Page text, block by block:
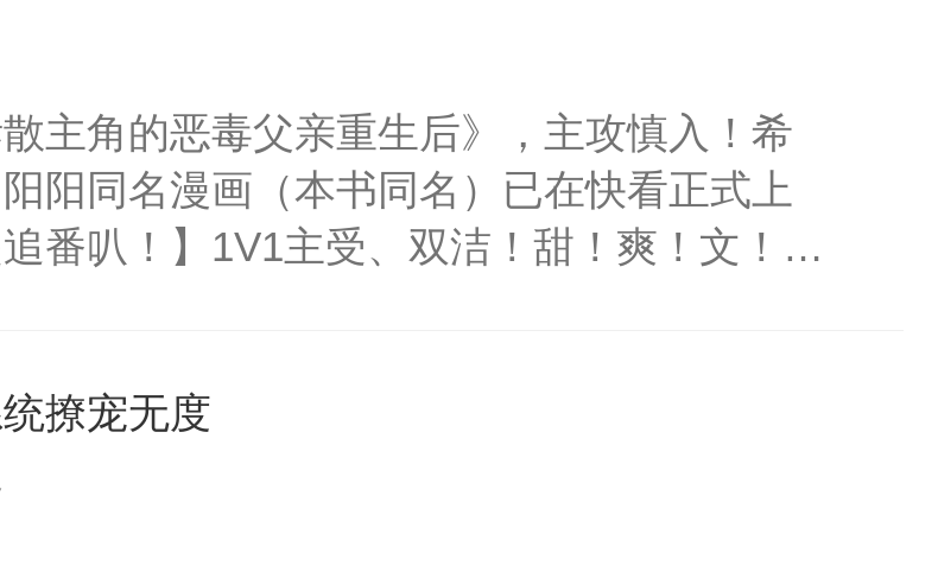
散主角的恶毒父亲重生后》，主攻慎入！希
阳同名漫画（本书同名）已在快看正式上
番叭！】1V1主受、双洁！甜！爽！文！白
面的芸芸学子，莫之阳微微扬起精致的下
花可不止有一种形态，好好学！”芸芸学子狂
撩宠无度